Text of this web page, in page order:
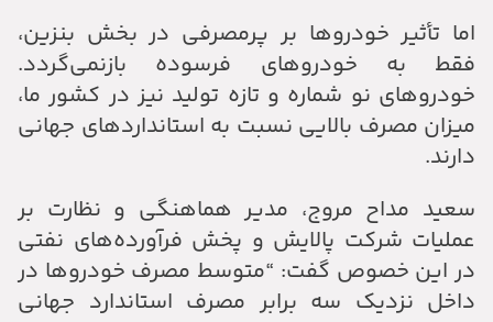
اما تأثیر خودروها بر پرمصرفی در بخش بنزین،
فقط به خودروهای فرسوده بازنمی‌گردد.
خودروهای نو شماره و تازه تولید نیز در کشور ما،
میزان مصرف بالایی نسبت به استانداردهای جهانی
دارند.
سعید مداح مروج، مدیر هماهنگی و نظارت بر
عملیات شرکت پالایش و پخش فرآورده‌های نفتی
در این خصوص گفت: “متوسط مصرف خودروها در
داخل نزدیک سه برابر مصرف استاندارد جهانی